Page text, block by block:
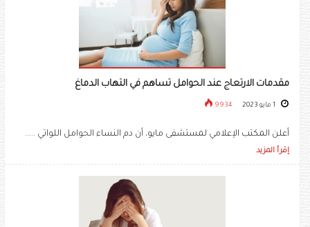
مقدمات الارتعاج عند الحوامل تساهم في التهاب الدماغ
9934
أعلن المكتب الإعلامي لمستشفى مايو، أن دم النساء الحوامل اللواتي .....
إقرأ المزيد